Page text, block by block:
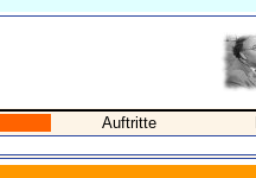
Auftritte